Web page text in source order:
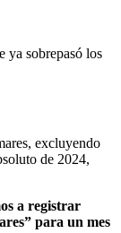
ya sobrepasó los
excluyendo
de 2024,
a registrar
para un mes